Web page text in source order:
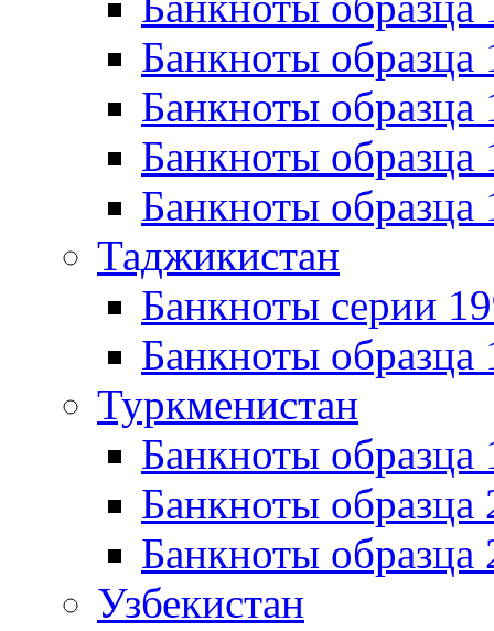
Банкноты образца
Банкноты образца
Банкноты образца
Банкноты образца
Таджикистан
Банкноты серии
Банкноты образца
Туркменистан
Банкноты
Банкноты образца
Банкноты образца
Узбекистан